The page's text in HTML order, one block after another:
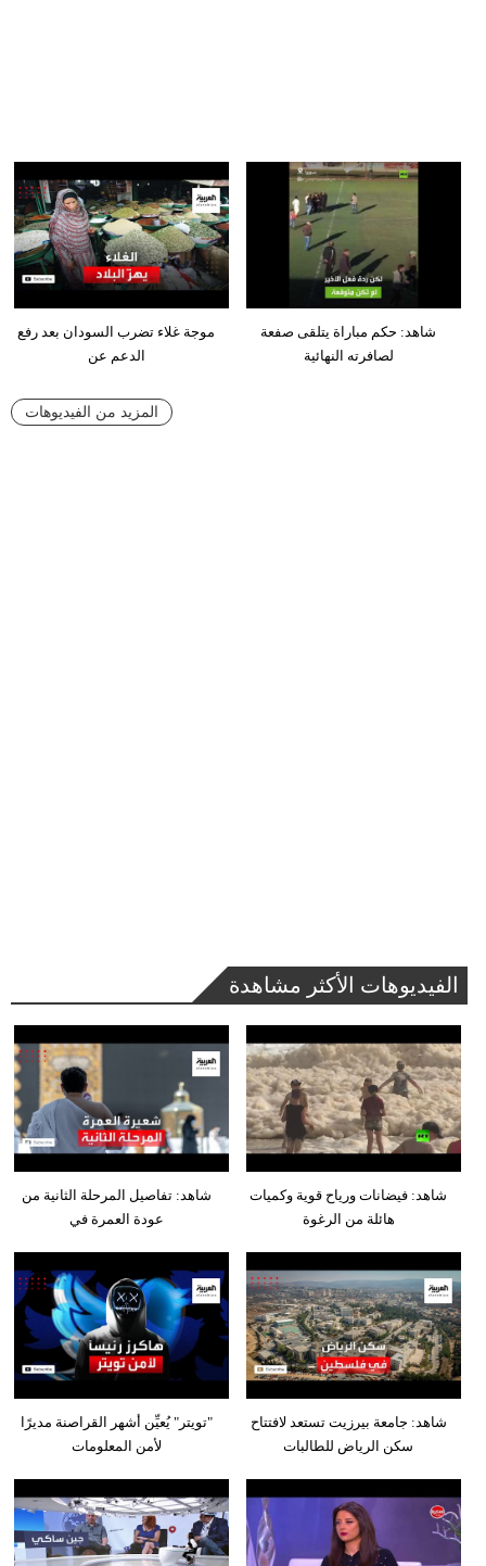
موجة غلاء تضرب السودان بعد رفع
الدعم عن
شاهد: حكم مباراة يتلقى صفعة
لصافرته النهائية
المزيد من الفيديوهات
الفيديوهات الأكثر مشاهدة
شاهد: تفاصيل المرحلة الثانية من
عودة العمرة في
شاهد: فيضانات ورياح قوية وكميات
هائلة من الرغوة
"تويتر" يُعيِّن أشهر القراصنة مديرًا
لأمن المعلومات
شاهد: جامعة بيرزيت تستعد لافتتاح
سكن الرياض للطالبات